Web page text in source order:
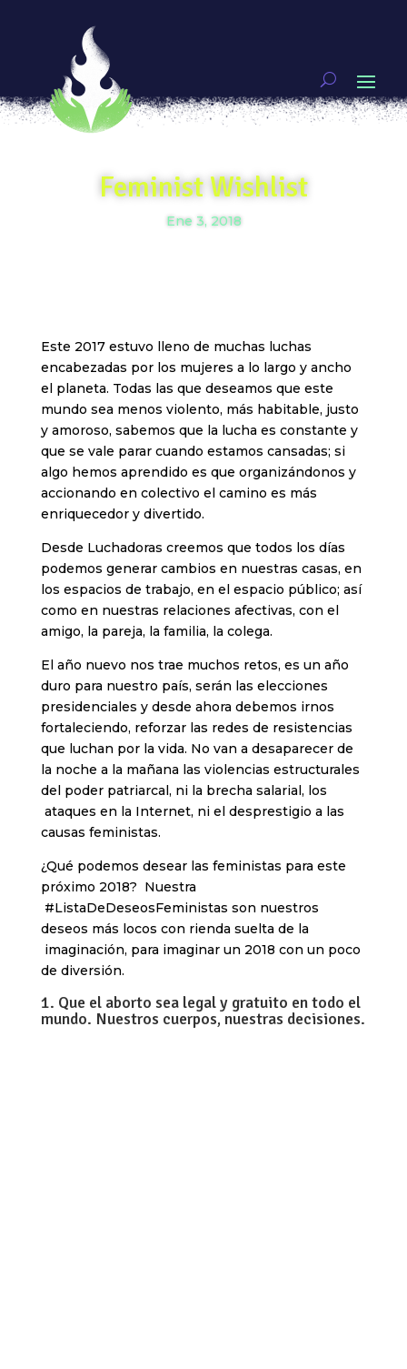
Feminist Wishlist
Ene 3, 2018
Este 2017 estuvo lleno de muchas luchas
encabezadas por los mujeres a lo largo y ancho
el planeta. Todas las que deseamos que este
mundo sea menos violento, más habitable, justo
y amoroso, sabemos que la lucha es constante y
que se vale parar cuando estamos cansadas; si
algo hemos aprendido es que organizándonos y
accionando en colectivo el camino es más
enriquecedor y divertido.
Desde Luchadoras creemos que todos los días
podemos generar cambios en nuestras casas, en
los espacios de trabajo, en el espacio público; así
como en nuestras relaciones afectivas, con el
amigo, la pareja, la familia, la colega.
El año nuevo nos trae muchos retos, es un año
duro para nuestro país, serán las elecciones
presidenciales y desde ahora debemos irnos
fortaleciendo, reforzar las redes de resistencias
que luchan por la vida. No van a desaparecer de
la noche a la mañana las violencias estructurales
del poder patriarcal, ni la brecha salarial, los
ataques en la Internet, ni el desprestigio a las
causas feministas.
¿Qué podemos desear las feministas para este
próximo 2018? Nuestra
#ListaDeDeseosFeministas son nuestros
deseos más locos con rienda suelta de la
imaginación, para imaginar un 2018 con un poco
de diversión.
1. Que el aborto sea legal y gratuito en todo el
mundo. Nuestros cuerpos, nuestras decisiones.